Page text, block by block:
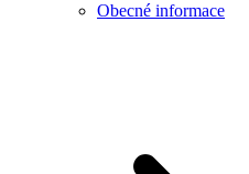
Obecné informace